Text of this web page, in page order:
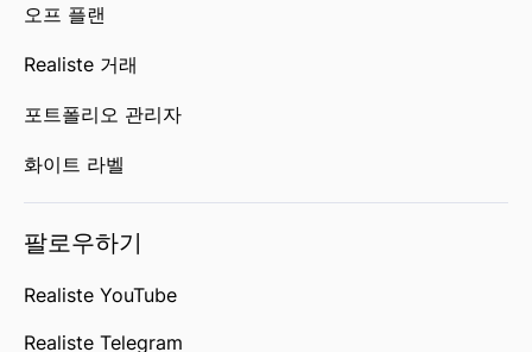
오프 플랜
Realiste 거래
포트폴리오 관리자
화이트 라벨
팔로우하기
Realiste YouTube
Realiste Telegram